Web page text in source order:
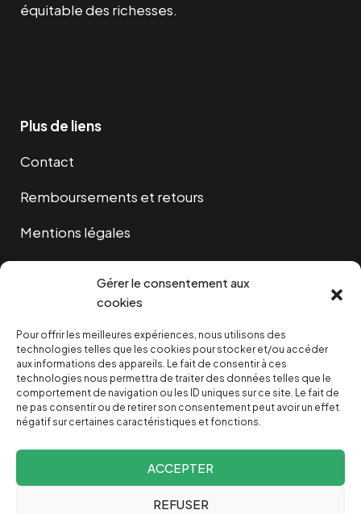
Gérer le consentement aux
cookies
Pour offrir les meilleures expériences, nous utilisons des
technologies telles que les cookies pour stocker et/ou accéder
aux informations des appareils. Le fait de consentir à ces
technologies nous permettra de traiter des données telles que le
comportement de navigation ou les ID uniques sur ce site. Le fait de
ne pas consentir ou de retirer son consentement peut avoir un effet
négatif sur certaines caractéristiques et fonctions.
ACCEPTER
REFUSER
équitable des richesses.
Plus de liens
Contact
Remboursements et retours
Mentions légales
NOUS SOUTENIR
NOTRE NEWSLETTER